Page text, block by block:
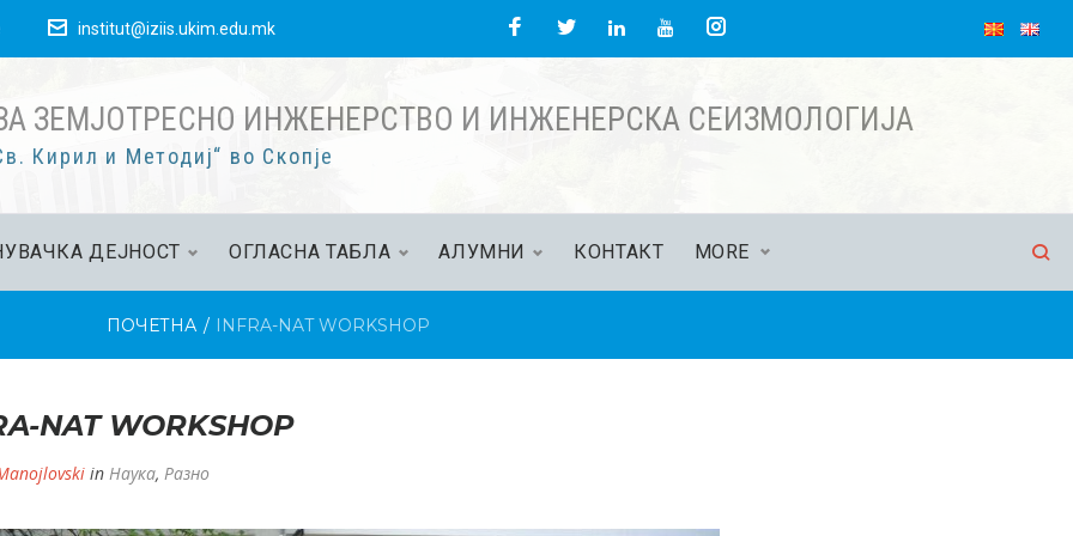
institut@iziis.ukim.edu.mk FacebookTwitter
LinkedInYouTube
Instagram
ЗЕМЈОТРЕСНО ИНЖЕНЕРСТВО И ИНЖЕНЕРСКА СЕИЗМОЛОГИЈА
Кирил и Методиј“ во Скопје
ДЕЈНОСТ ОГЛАСНА ТАБЛА АЛУМНИ КОНТАКТ MORE
ПОЧЕТНА / INFRA-NAT WORKSHOP
NAT WORKSHOP
in Наука, Разно